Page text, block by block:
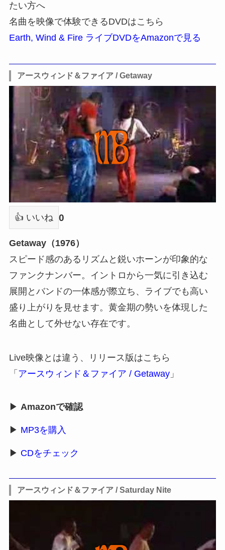
たい方へ
名曲を映像で体験できるDVDはこちら
Earth, Wind & Fire ライブDVDをAmazonで見る
アースウィンド＆ファイア / Getaway
👍 いいね 0
Getaway（1976）
スピード感のあるリズムと鋭いホーンが印象的な
ファンクナンバー。イントロから一気に引き込む
展開とバンドの一体感が際立ち、ライブでも高い
盛り上がりを見せます。黄金期の勢いを体現した
名曲として外せない存在です。
Live映像とは違う、リリース版はこちら
「 アースウィンド＆ファイア / Getaway」
▶ Amazonで確認
▶ MP3を購入
▶ CDをチェック
アースウィンド＆ファイア / Saturday Nite